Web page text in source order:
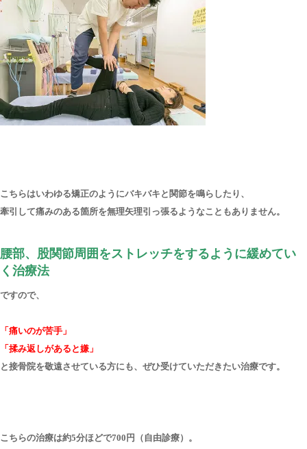
こちらはいわゆる矯正のようにバキバキと関節を鳴らしたり、
牽引して痛みのある箇所を無理矢理引っ張るようなこともありません。
腰部、股関節周囲をストレッチをするように緩めてい
く治療法
ですので、
「痛いのが苦手」
「揉み返しがあると嫌」
と接骨院を敬遠させている方にも、ぜひ受けていただきたい治療です。
こちらの治療は約5分ほどで700円（自由診療）。